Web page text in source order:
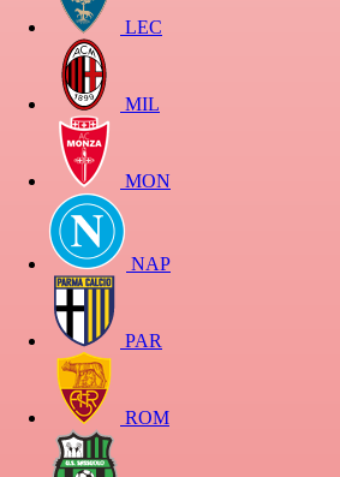
LEC
MIL
MON
NAP
PAR
ROM